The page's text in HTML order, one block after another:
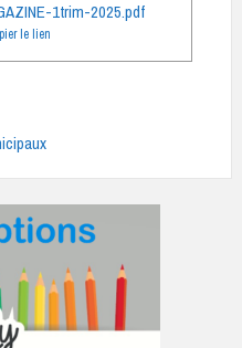
1trim-2025.pdf
le lien